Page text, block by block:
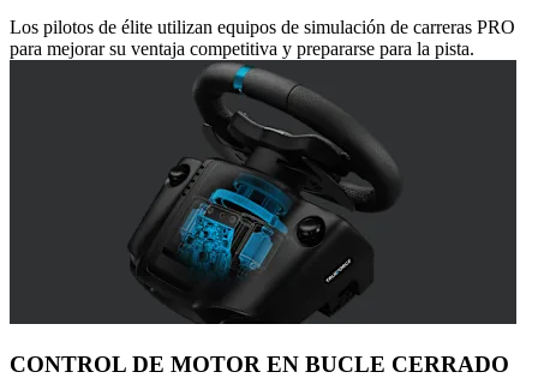
Los pilotos de élite utilizan equipos de simulación de carreras PRO
para mejorar su ventaja competitiva y prepararse para la pista.
CONTROL DE MOTOR EN BUCLE CERRADO